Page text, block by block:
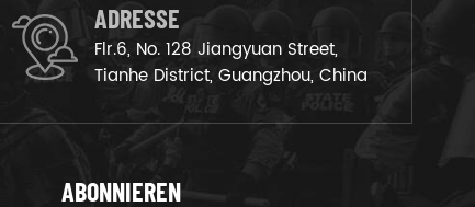
ADRESSE
Flr.6, No. 128 Jiangyuan Street,
Tianhe District, Guangzhou, China
ABONNIEREN